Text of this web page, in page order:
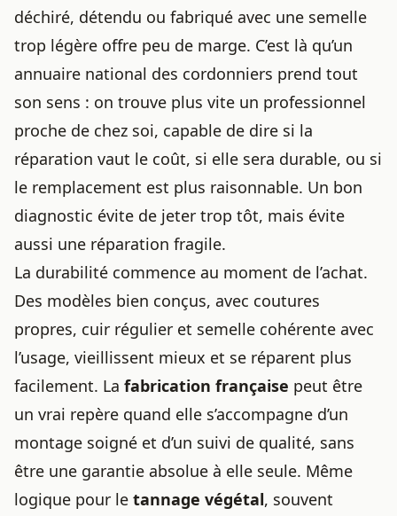
déchiré, détendu ou fabriqué avec une semelle
trop légère offre peu de marge. C’est là qu’un
annuaire national des cordonniers prend tout
son sens : on trouve plus vite un professionnel
proche de chez soi, capable de dire si la
réparation vaut le coût, si elle sera durable, ou si
le remplacement est plus raisonnable. Un bon
diagnostic évite de jeter trop tôt, mais évite
aussi une réparation fragile.
La durabilité commence au moment de l’achat.
Des modèles bien conçus, avec coutures
propres, cuir régulier et semelle cohérente avec
l’usage, vieillissent mieux et se réparent plus
facilement. La fabrication française peut être
un vrai repère quand elle s’accompagne d’un
montage soigné et d’un suivi de qualité, sans
être une garantie absolue à elle seule. Même
logique pour le tannage végétal, souvent